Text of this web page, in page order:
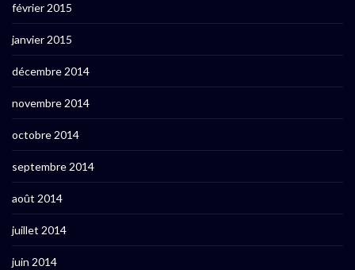
février 2015
janvier 2015
décembre 2014
novembre 2014
octobre 2014
septembre 2014
août 2014
juillet 2014
juin 2014